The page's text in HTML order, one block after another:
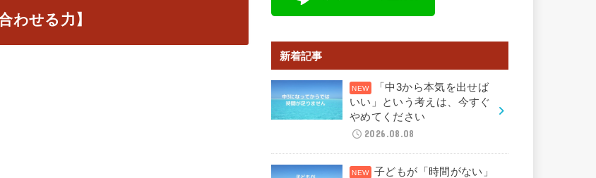
わせる力】
新着記事
「中3から本気を出せば
いい」という考えは、今すぐ
やめてください
2026.08.08
子どもが「時間がない」